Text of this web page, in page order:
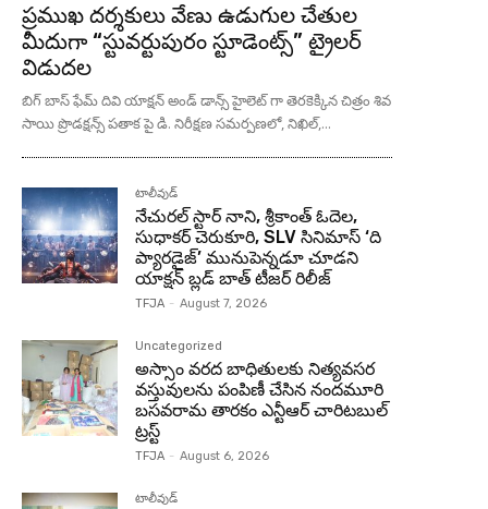
ప్రముఖ దర్శకులు వేణు ఉడుగుల చేతుల
మీదుగా “స్టువర్టుపురం స్టూడెంట్స్” ట్రైలర్
విడుదల
బిగ్ బాస్ ఫేమ్ దివి యాక్షన్ అండ్ డాన్స్ హైలెట్ గా తెరకెక్కిన చిత్రం శివ
సాయి ప్రొడక్షన్స్ పతాక పై డి. నిరీక్షణ సమర్పణలో, నిఖిల్,...
టాలీవుడ్
నేచురల్ స్టార్ నాని, శ్రీకాంత్ ఓదెల,
సుధాకర్ చెరుకూరి, SLV సినిమాస్ ‘ది
ప్యారడైజ్’ మునుపెన్నడూ చూడని
యాక్షన్ బ్లడ్ బాత్ టీజర్ రిలీజ్
TFJA - August 7, 2026
Uncategorized
అస్సాం వరద బాధితులకు నిత్యవసర
వస్తువులను పంపిణీ చేసిన నందమూరి
బసవరామ తారకం ఎన్టీఆర్ చారిటబుల్
ట్రస్ట్
TFJA - August 6, 2026
టాలీవుడ్